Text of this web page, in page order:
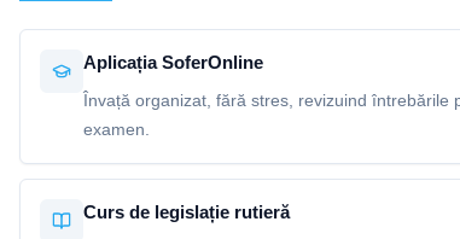
Aplicația SoferOnline
Învață organizat, fără stres, revizuind întrebările
examen.
Curs de legislație rutieră